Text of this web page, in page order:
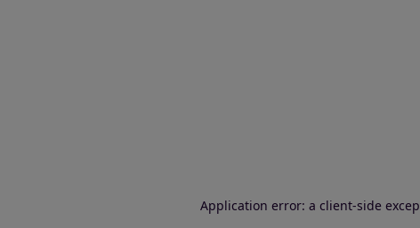
Application error: a client-side